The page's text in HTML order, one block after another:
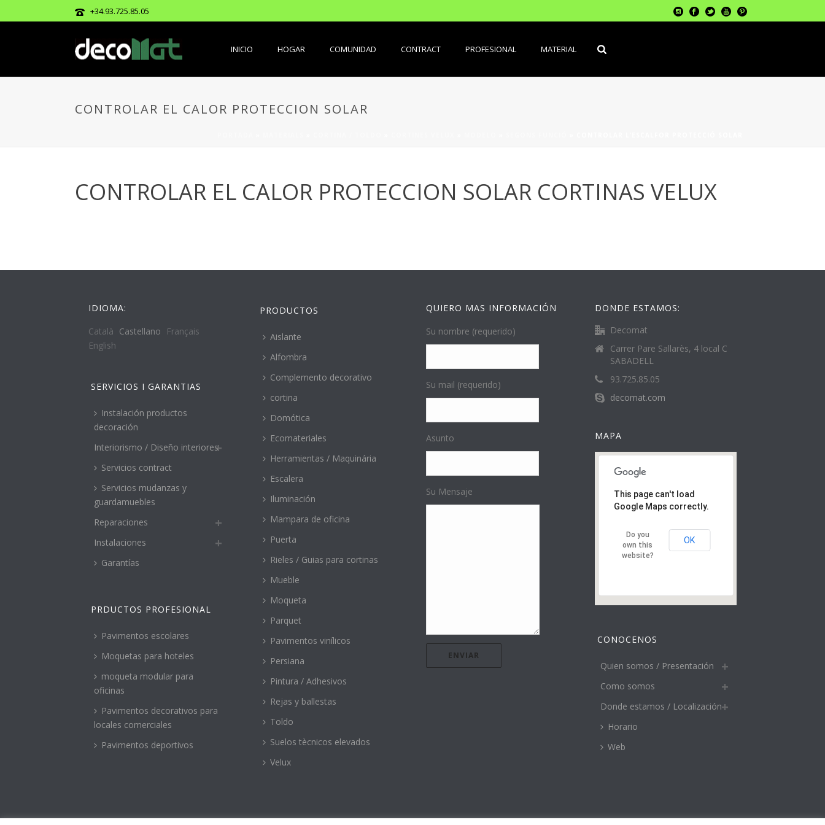
+34.93.725.85.05
INICIO HOGAR COMUNIDAD CONTRACT PROFESIONAL MATERIAL
CONTROLAR EL CALOR PROTECCION SOLAR
CONTROLAR EL CALOR PROTECCION SOLAR CORTINAS VELUX
IDIOMA:
Català Castellano
Français
English
SERVICIOS I GARANTIAS
Instalación productos
decoración
Interiorismo / Diseño interiores
Servicios contract
Servicios mudanzas y
guardamuebles
Reparaciones
Instalaciones
Garantías
PRDUCTOS PROFESIONAL
Pavimentos escolares
Moquetas para hoteles
moqueta modular para
oficinas
Pavimentos decorativos para
locales comerciales
Pavimentos deportivos
PRODUCTOS
Aislante
Alfombra
Complemento decorativo
cortina
Domótica
Ecomateriales
Herramientas / Maquinária
Escalera
Iluminación
Mampara de oficina
Puerta
Rieles / Guias para cortinas
Mueble
Moqueta
Parquet
Pavimentos vinílicos
Persiana
Pintura / Adhesivos
Rejas y ballestas
Toldo
Suelos tècnicos elevados
Velux
QUIERO MAS INFORMACIÓN
Su nombre (requerido)
Su mail (requerido)
Asunto
Su Mensaje
DONDE ESTAMOS:
Decomat
Carrer Pare Sallarès, 4 local C
SABADELL
93.725.85.05
decomat.com
MAPA
This page can't load
Google Maps correctly.
Do you
own this
website?
OK
CONOCENOS
Quien somos / Presentación
Como somos
Donde estamos / Localización
Horario
Web